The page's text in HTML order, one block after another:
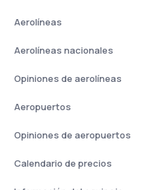
Aerolíneas
Aerolíneas nacionales
Opiniones de aerolíneas
Aeropuertos
Opiniones de aeropuertos
Calendario de precios